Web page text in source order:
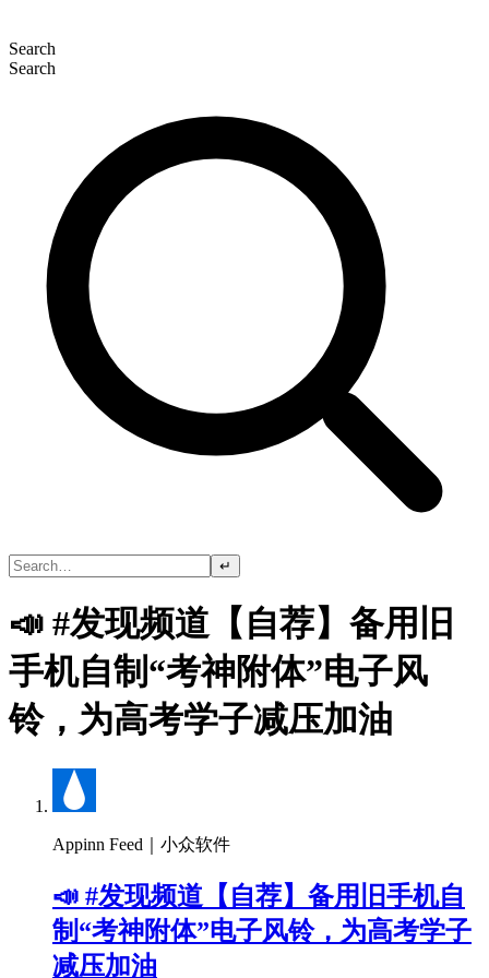
Search
Search
↵
📣 #发现频道【自荐】备用旧
手机自制“考神附体”电子风
铃，为高考学子减压加油
Appinn Feed｜小众软件
📣 #发现频道【自荐】备用旧手机自
制“考神附体”电子风铃，为高考学子
减压加油